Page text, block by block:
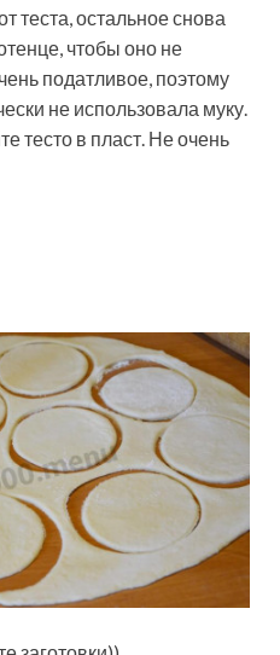
теста, остальное снова
чтобы оно не
податливое, поэтому
не использовала муку.
тесто в пласт. Не очень